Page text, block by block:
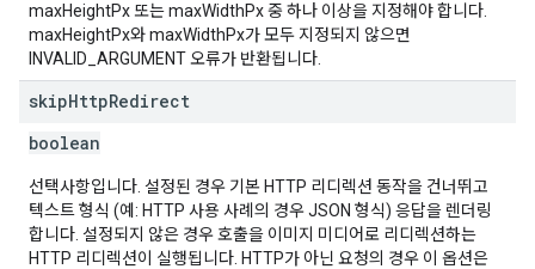
maxHeightPx 또는 maxWidthPx 중 하나 이상을 지정해야 합니다.
maxHeightPx와 maxWidthPx가 모두 지정되지 않으면
INVALID_ARGUMENT 오류가 반환됩니다.
skipHttpRedirect
boolean
선택사항입니다. 설정된 경우 기본 HTTP 리디렉션 동작을 건너뛰고
텍스트 형식 (예: HTTP 사용 사례의 경우 JSON 형식) 응답을 렌더링
합니다. 설정되지 않은 경우 호출을 이미지 미디어로 리디렉션하는
HTTP 리디렉션이 실행됩니다. HTTP가 아닌 요청의 경우 이 옵션은